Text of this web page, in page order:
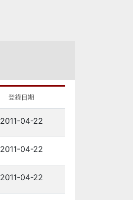
登錄日期
2011-04-22
2011-04-22
2011-04-22